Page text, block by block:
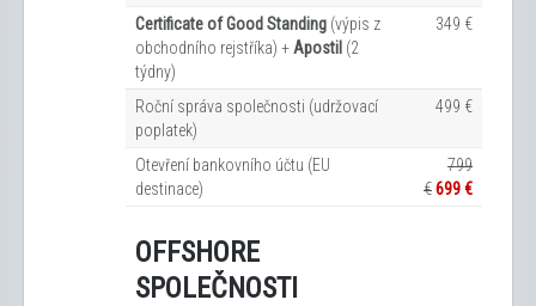
Certificate of Good Standing (výpis z
obchodního rejstříka) + Apostil (2
týdny)
349 €
Roční správa společnosti (udržovací
poplatek)
499 €
Otevření bankovního účtu (EU
destinace)
799
€699 €
OFFSHORE
SPOLEČNOSTI